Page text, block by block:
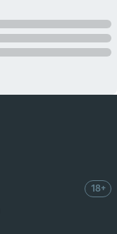
18+